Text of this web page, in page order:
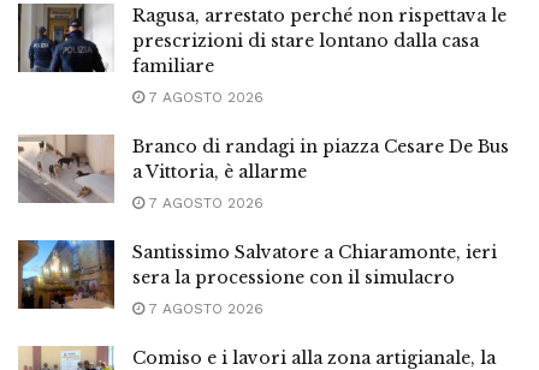
Ragusa, arrestato perché non rispettava le
prescrizioni di stare lontano dalla casa
familiare
7 AGOSTO 2026
Branco di randagi in piazza Cesare De Bus
a Vittoria, è allarme
7 AGOSTO 2026
Santissimo Salvatore a Chiaramonte, ieri
sera la processione con il simulacro
7 AGOSTO 2026
Comiso e i lavori alla zona artigianale, la